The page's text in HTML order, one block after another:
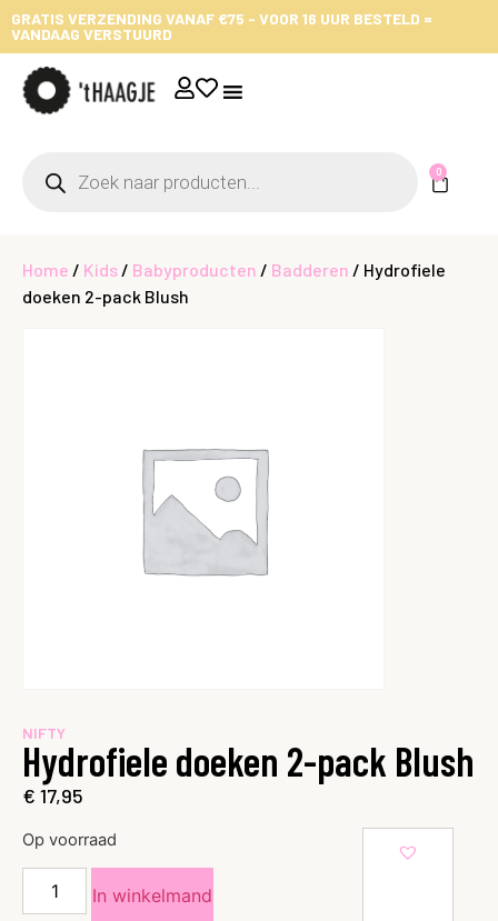
GRATIS VERZENDING VANAF €75 - VOOR 16 UUR BESTELD =
VANDAAG VERSTUURD
0
Home / Kids / Babyproducten / Badderen / Hydrofiele
doeken 2-pack Blush
NIFTY
Hydrofiele doeken 2-pack Blush
€ 17,95
Op voorraad
In winkelmand